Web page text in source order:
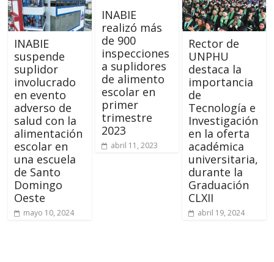
INABIE
suspende
suplidor
involucrado
en evento
adverso de
salud con la
alimentación
escolar en
una escuela
de Santo
Domingo
Oeste
mayo 10, 2024
INABIE
realizó más
de 900
inspecciones
a suplidores
de alimento
escolar en
primer
trimestre
2023
abril 11, 2023
Rector de
UNPHU
destaca la
importancia
de
Tecnología e
Investigación
en la oferta
académica
universitaria,
durante la
Graduación
CLXII
abril 19, 2024